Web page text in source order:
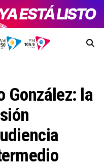
González: la